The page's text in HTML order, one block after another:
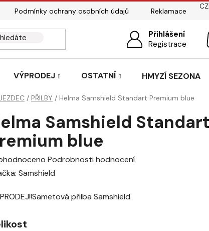
Podmínky ochrany osobních údajů
Reklamace
Pasování sedel pro koně
Přihlášení
Registrace
VÝPRODEJ OSTATNÍ HMYZÍ SEZONA
/ PŘILBY / Helma Samshield Standart Premium blue
Samshield Standart
blue
Podrobnosti hodnocení
Samshield
přilba Samshield